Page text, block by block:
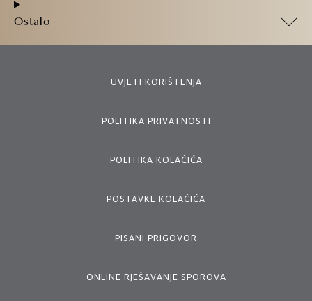
Ostalo
UVJETI KORIŠTENJA
POLITIKA PRIVATNOSTI
POLITIKA KOLAČIĆA
POSTAVKE KOLAČIĆA
PISANI PRIGOVOR
ONLINE RJEŠAVANJE SPOROVA